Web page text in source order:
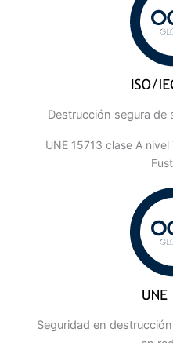
Destrucción segura de
UNE 15713 clase A
Seguridad en